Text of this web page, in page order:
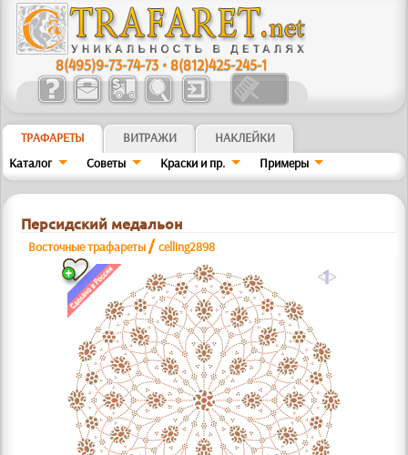
8(495)9-73-74-73 •8(812)425-245-1
ТРАФАРЕТЫ ВИТРАЖИ
НАКЛЕЙКИ
Каталог
Советы Краски и пр. Примеры
Персидский медальон
Восточные трафареты /celling2898
a